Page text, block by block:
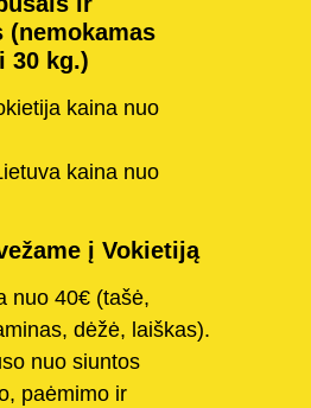
(nemokamas
30 kg.)
kaina nuo
kaina nuo
į Vokietiją
nuo 40€ (tašė,
dėžė, laiškas).
nuo siuntos
paėmimo ir